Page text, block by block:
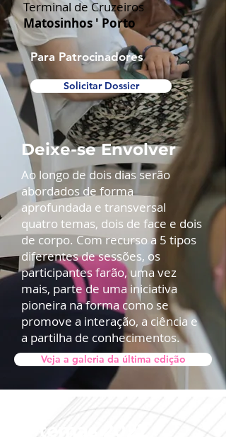
Terminal de Cruzeiros
Matosinhos ' Porto
Para Patrocinadores
Solicitar Dossier
Deixe-se Envolver
Ao longo de dois dias serão
abordados de forma
aprofundada e transversal
quatro temas, dois de face e dois
de corpo. Com recurso a 5 tipos
diferentes de sessões, os
participantes farão, uma vez
mais, parte de uma iniciativa
pioneira na forma como se
promove a interação, a ciência e
a partilha de conhecimentos.
Veja a galeria da última edição
4 temas 2022